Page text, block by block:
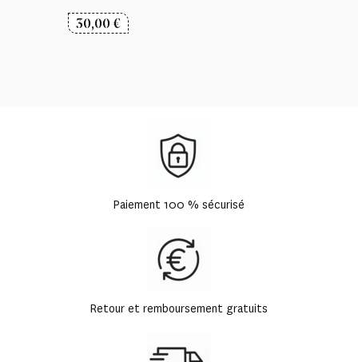
30,00€
Paiement 100 % sécurisé
Retour et remboursement gratuits